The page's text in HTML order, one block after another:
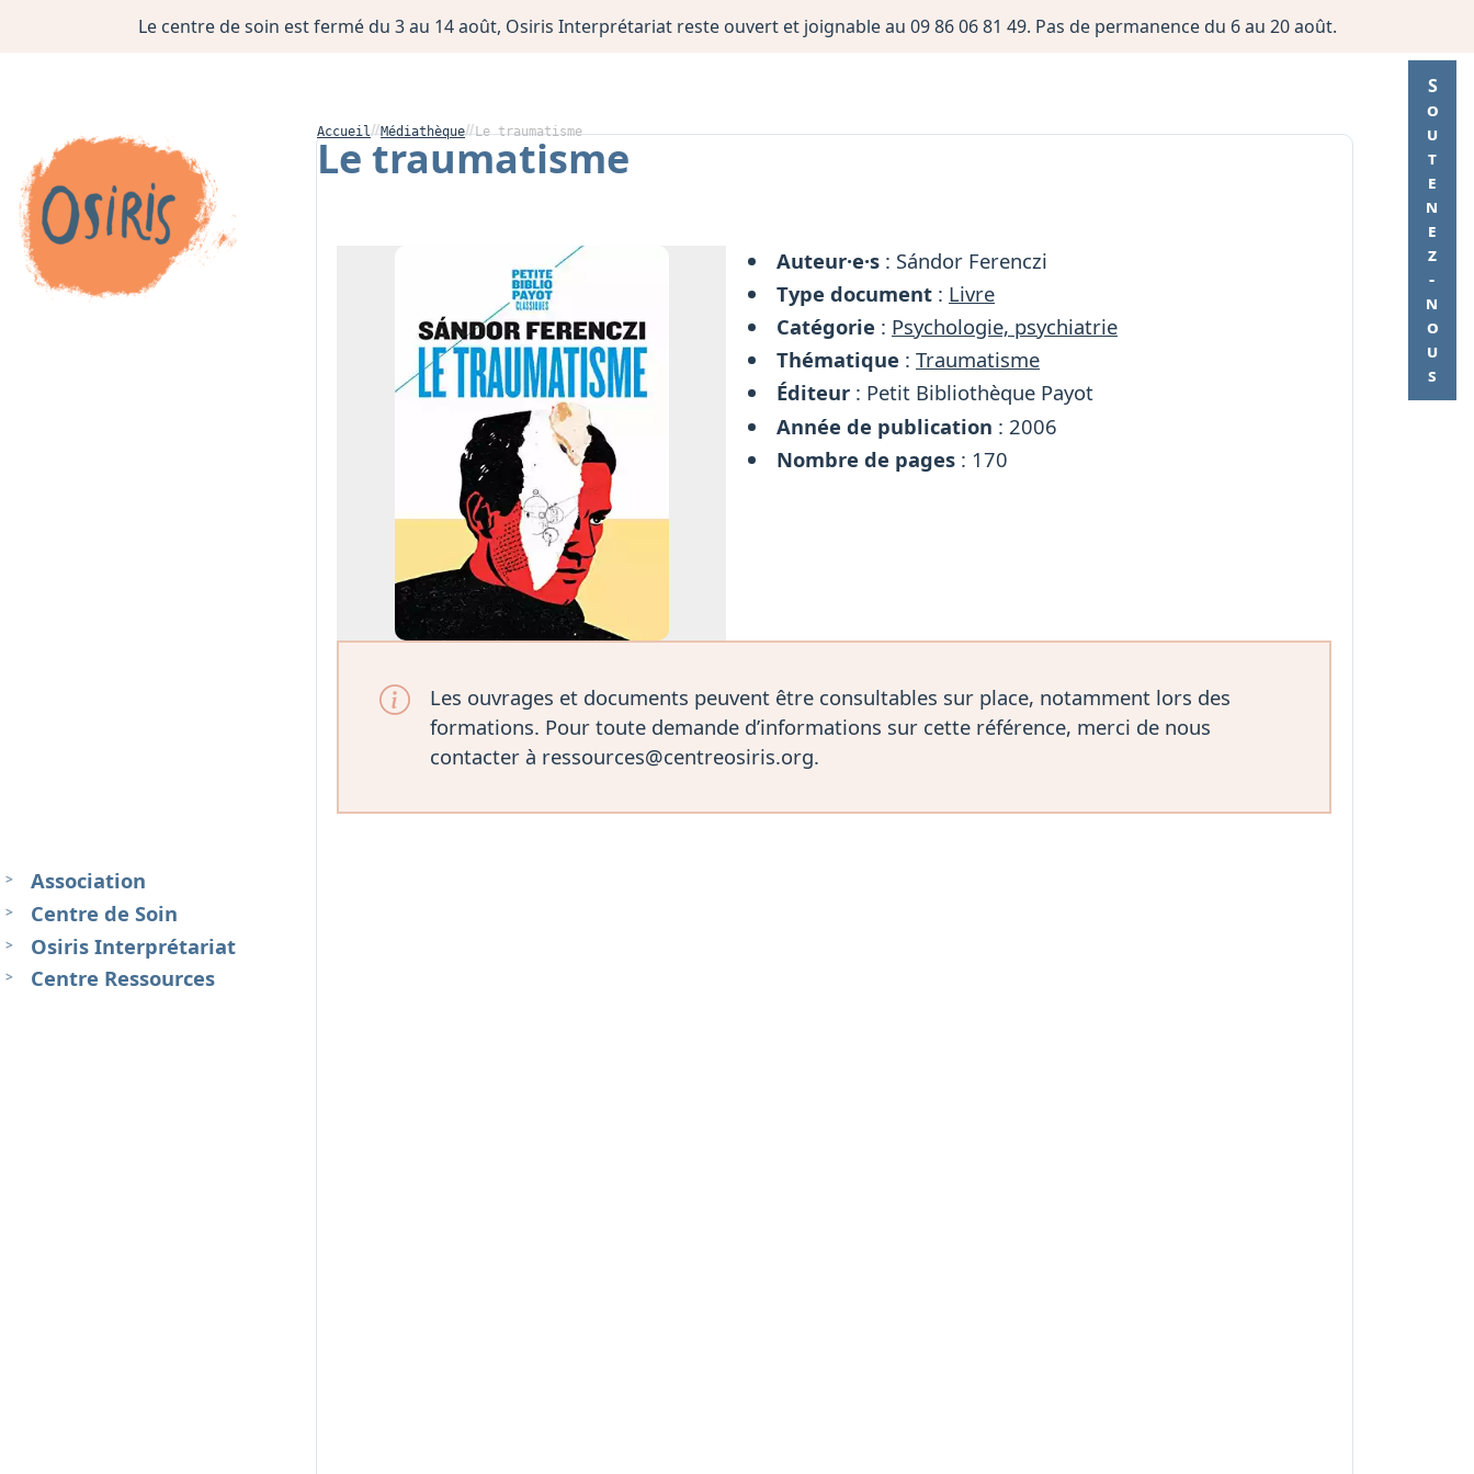
Le centre de soin est fermé du 3 au 14 août, Osiris Interprétariat reste ouvert et joignable au 09 86 06 81 49. Pas de permanence du 6 au 20 août.
Soutenez-nous
Association
Centre de Soin
Osiris Interprétariat
Centre Ressources
Accueil Médiathèque Le traumatisme
Le traumatisme
Auteur·e·s : Sándor Ferenczi
Type document : Livre
Catégorie : Psychologie, psychiatrie
Thématique :Traumatisme
Éditeur : Petit Bibliothèque Payot
Année de publication : 2006
Nombre de pages : 170
Les ouvrages et documents peuvent être consultables sur place, notamment lors des
formations. Pour toute demande d’informations sur cette référence, merci de nous
contacter à ressources@centreosiris.org.